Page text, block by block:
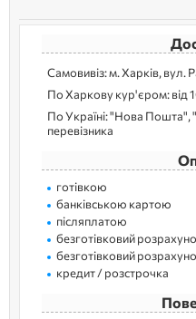
Самовивіз: м. Харків, вул.
По Харкову кур'єром: від
По Україні: "Нова Пошта",
перевізника
готівкою
банківською картою
післяплатою
безготівковий
безготівковий
кредит / розстрочка